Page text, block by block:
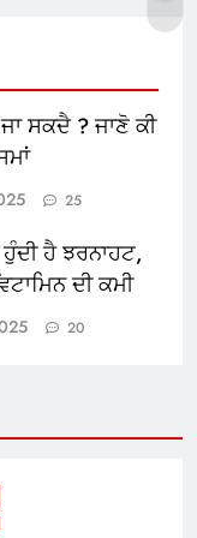
ਸਕਦੈ ? ਜਾਣੋ ਕੀ
25
ਹੈ ਝਰਨਾਹਟ,
ਦੀ ਕਮੀ
20
of modern
the latest in